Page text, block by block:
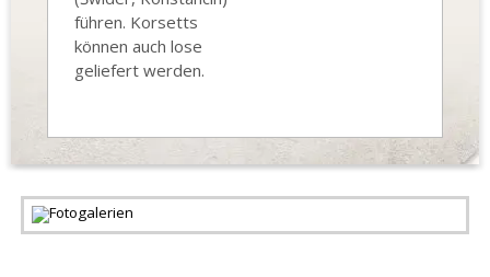
führen. Korsetts
können auch lose
geliefert werden.